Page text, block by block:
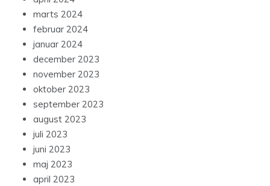
marts 2024
februar 2024
januar 2024
december 2023
november 2023
oktober 2023
september 2023
august 2023
juli 2023
juni 2023
maj 2023
april 2023